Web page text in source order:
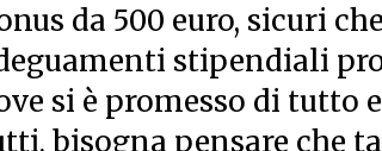
da 500 euro, sicuri
stipendiali
si è promesso di tutto
bisogna pensare che